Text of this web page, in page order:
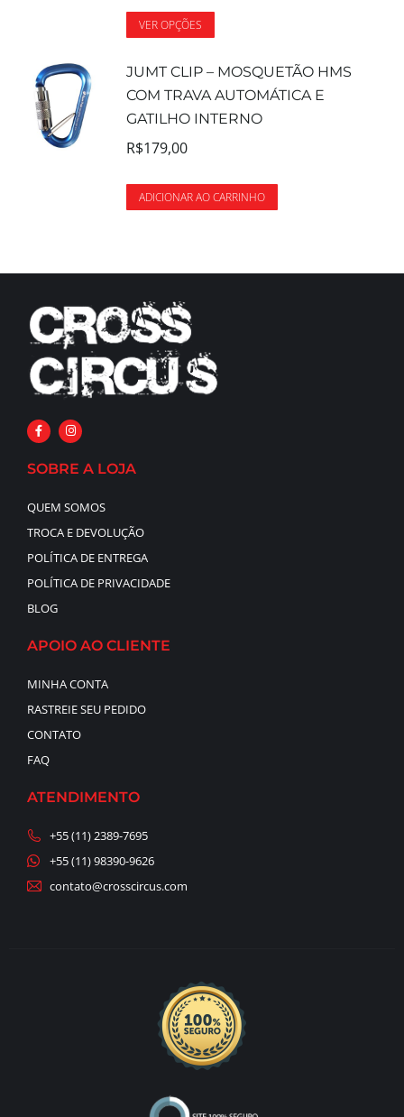
VER OPÇÕES
JUMT CLIP – MOSQUETÃO HMS
COM TRAVA AUTOMÁTICA E
GATILHO INTERNO
R$179,00
ADICIONAR AO CARRINHO
SOBRE A LOJA
QUEM SOMOS
TROCA E DEVOLUÇÃO
POLÍTICA DE ENTREGA
POLÍTICA DE PRIVACIDADE
BLOG
APOIO AO CLIENTE
MINHA CONTA
RASTREIE SEU PEDIDO
CONTATO
FAQ
ATENDIMENTO
+55 (11) 2389-7695
+55 (11) 98390-9626
contato@crosscircus.com